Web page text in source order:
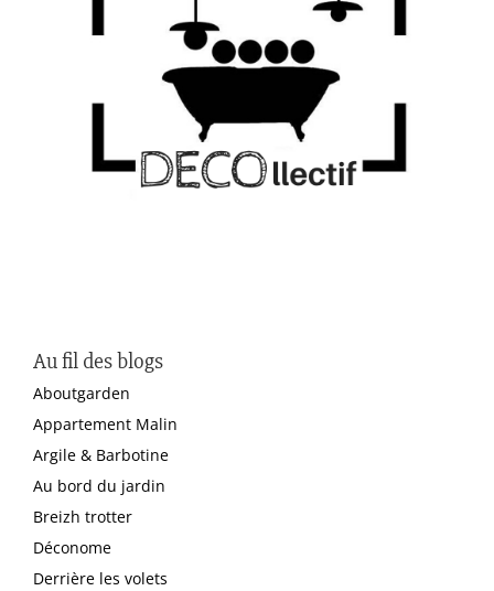
Au fil des blogs
Aboutgarden
Appartement Malin
Argile & Barbotine
Au bord du jardin
Breizh trotter
Déconome
Derrière les volets